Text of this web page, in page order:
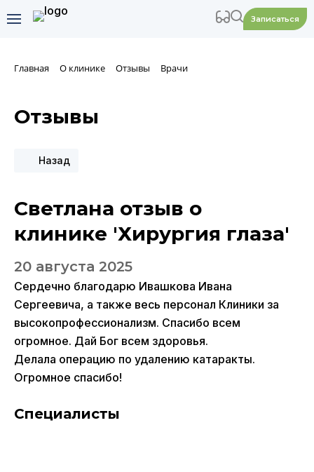
Записаться
Главная О клинике Отзывы Врачи
Отзывы
Назад
Светлана отзыв о
клинике 'Хирургия глаза'
20 августа 2025
Сердечно благодарю Ивашкова Ивана
Сергеевича, а также весь персонал Клиники за
высокопрофессионализм. Спасибо всем
огромное. Дай Бог всем здоровья.
Делала операцию по удалению катаракты.
Огромное спасибо!
Специалисты